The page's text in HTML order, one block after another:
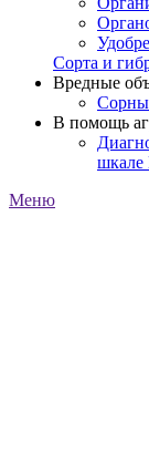
Сорта и
Вредные
В помощь
Меню